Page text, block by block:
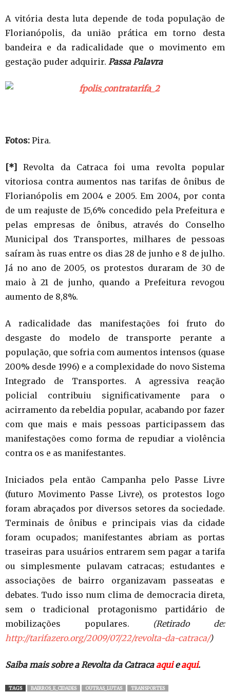
A vitória desta luta depende de toda população de
Florianópolis, da união prática em torno desta
bandeira e da radicalidade que o movimento em
gestação puder adquirir. Passa Palavra
Fotos: Pira.
[*]
Revolta da Catraca foi uma revolta popular
vitoriosa contra aumentos nas tarifas de ônibus de
Florianópolis em 2004 e 2005. Em 2004, por conta
de um reajuste de 15,6% concedido pela Prefeitura e
pelas empresas de ônibus, através do Conselho
Municipal dos Transportes, milhares de pessoas
saíram às ruas entre os dias 28 de junho e 8 de julho.
Já no ano de 2005, os protestos duraram de 30 de
maio à 21 de junho, quando a Prefeitura revogou
aumento de 8,8%.
A radicalidade das manifestações foi fruto do
desgaste do modelo de transporte perante a
população, que sofria com aumentos intensos (quase
200% desde 1996) e a complexidade do novo Sistema
Integrado de Transportes. A agressiva reação
policial contribuiu significativamente para o
acirramento da rebeldia popular, acabando por fazer
com que mais e mais pessoas participassem das
manifestações como forma de repudiar a violência
contra os e as manifestantes.
Iniciados pela então Campanha pelo Passe Livre
(futuro Movimento Passe Livre), os protestos logo
foram abraçados por diversos setores da sociedade.
Terminais de ônibus e principais vias da cidade
foram ocupados; manifestantes abriam as portas
traseiras para usuários entrarem sem pagar a tarifa
ou simplesmente pulavam catracas; estudantes e
associações de bairro organizavam passeatas e
debates. Tudo isso num clima de democracia direta,
sem o tradicional protagonismo partidário de
mobilizações populares. (Retirado de:
http://tarifazero.org/2009/07/22/revolta-da-catraca/)
Saiba mais sobre a Revolta da Catraca aquieaqui.
TAGS BAIRROS_E_CIDADES OUTRAS_LUTAS TRANSPORTES